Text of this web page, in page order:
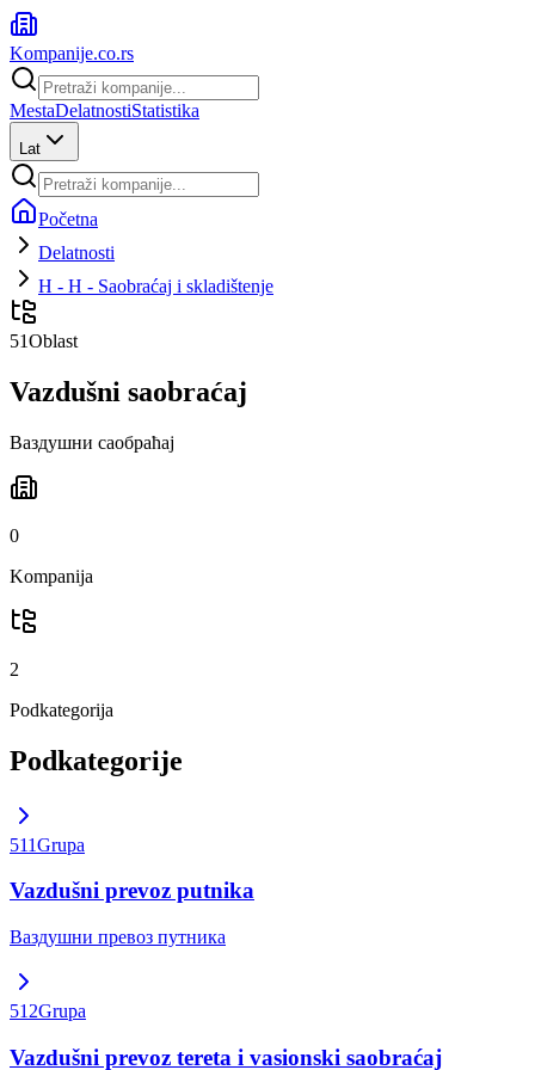
Kompanije.co.rs
MestaDelatnostiStatistika
Lat
Početna
Delatnosti
H - H - Saobraćaj i skladištenje
51Oblast
Vazdušni saobraćaj
Ваздушни саобраћај
0
Kompanija
2
Podkategorija
Podkategorije
511Grupa
Vazdušni prevoz putnika
Ваздушни превоз путника
512Grupa
Vazdušni prevoz tereta i vasionski saobraćaj